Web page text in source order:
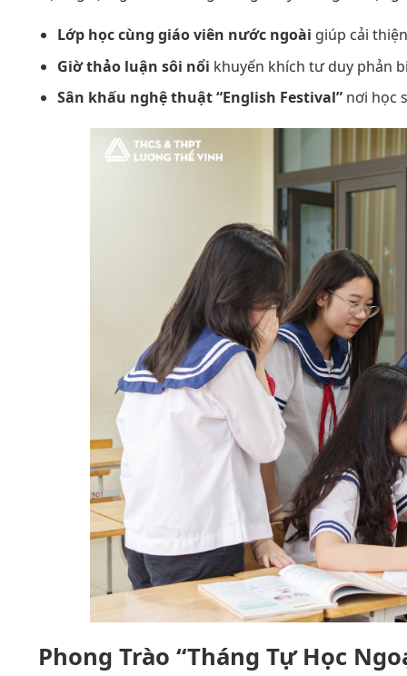
Lớp học cùng giáo viên nước ngoài giúp cải
Giờ thảo luận sôi nổi khuyến khích tư duy phản
Sân khấu nghệ thuật “English Festival”nơi học
Phong Trào “Tháng Tự Học